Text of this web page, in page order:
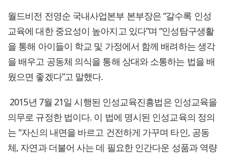
월드비전 전영순 국내사업본부 본부장은 “갈수록 인성
교육에 대한 중요성이 높아지고 있다”며 “인성탐구생활
을 통해 아이들이 학교 및 가정에서 함께 배려하는 생각
을 배우고 공동체 의식을 통해 상대와 소통하는 법을 배
웠으면 좋겠다”고 말했다.
2015년 7월 21일 시행된 인성교육진흥법은 인성교육을
의무로 규정한 법이다. 이 법에 명시된 인성교육의 정의
는 "자신의 내면을 바르고 건전하게 가꾸며 타인, 공동
체, 자연과 더불어 사는 데 필요한 인간다운 성품과 역량